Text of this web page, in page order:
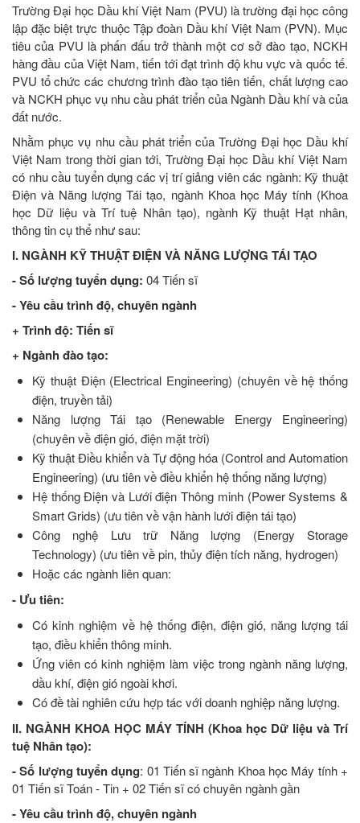
Trường Đại học Dầu khí Việt Nam (PVU) là trường đại học công
lập đặc biệt trực thuộc Tập đoàn Dầu khí Việt Nam (PVN). Mục
tiêu của PVU là phấn đấu trở thành một cơ sở đào tạo, NCKH
hàng đầu của Việt Nam, tiến tới đạt trình độ khu vực và quốc tế.
PVU tổ chức các chương trình đào tạo tiên tiến, chất lượng cao
và NCKH phục vụ nhu cầu phát triển của Ngành Dầu khí và của
đất nước.
Nhằm phục vụ nhu cầu phát triển của Trường Đại học Dầu khí
Việt Nam trong thời gian tới, Trường Đại học Dầu khí Việt Nam
có nhu cầu tuyển dụng các vị trí giảng viên các ngành: Kỹ thuật
Điện và Năng lượng Tái tạo, ngành Khoa học Máy tính (Khoa
học Dữ liệu và Trí tuệ Nhân tạo), ngành Kỹ thuật Hạt nhân,
thông tin cụ thể như sau:
I. NGÀNH KỸ THUẬT ĐIỆN VÀ NĂNG LƯỢNG TÁI TẠO
- Số lượng tuyển dụng: 04 Tiến sĩ
- Yêu cầu trình độ, chuyên ngành
+ Trình độ: Tiến sĩ
+ Ngành đào tạo:
Kỹ thuật Điện (Electrical Engineering) (chuyên về hệ thống
điện, truyền tải)
Năng lượng Tái tạo (Renewable Energy Engineering)
(chuyên về điện gió, điện mặt trời)
Kỹ thuật Điều khiển và Tự động hóa (Control and Automation
Engineering) (ưu tiên về điều khiển hệ thống năng lượng)
Hệ thống Điện và Lưới điện Thông minh (Power Systems &
Smart Grids) (ưu tiên về vận hành lưới điện tái tạo)
Công nghệ Lưu trữ Năng lượng (Energy Storage
Technology) (ưu tiên về pin, thủy điện tích năng, hydrogen)
Hoặc các ngành liên quan:
- Ưu tiên:
Có kinh nghiệm về hệ thống điện, điện gió, năng lượng tái
tạo, điều khiển thông minh.
Ứng viên có kinh nghiệm làm việc trong ngành năng lượng,
dầu khí, điện gió ngoài khơi.
Có đề tài nghiên cứu hợp tác với doanh nghiệp năng lượng.
II. NGÀNH KHOA HỌC MÁY TÍNH (Khoa học Dữ liệu và Trí
tuệ Nhân tạo):
- Số lượng tuyển dụng: 01 Tiến sĩ ngành Khoa học Máy tính +
01 Tiến sĩ Toán - Tin + 02 Tiến sĩ có chuyên ngành gần
- Yêu cầu trình độ, chuyên ngành